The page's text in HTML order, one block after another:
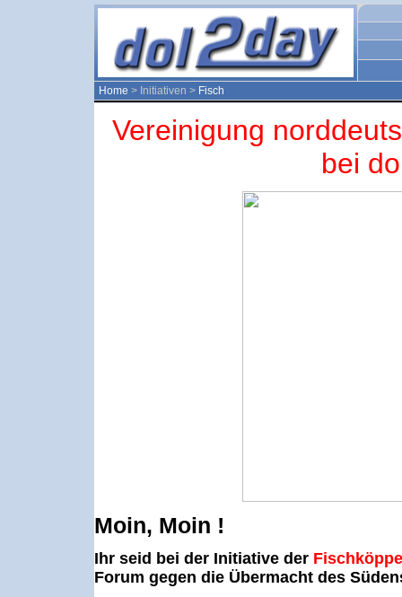
Home > Initiativen > Fisch
Vereinigung
bei
Moin, Moin !
Ihr seid bei der Initiative der Fischköppe
Forum gegen die Übermacht des